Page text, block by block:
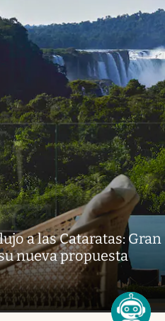
a las Cataratas: Gran
nueva propuesta